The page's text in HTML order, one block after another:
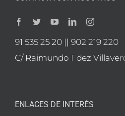
91 535 25 20 || 902 219 220
C/ Raimundo Fdez
ENLACES DE INTERÉS